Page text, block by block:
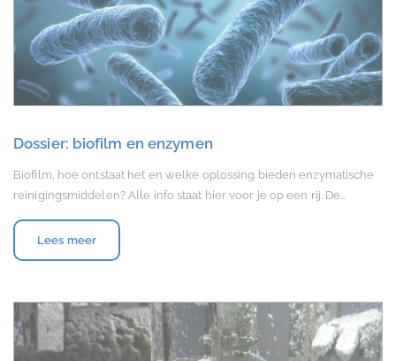
Dossier: biofilm en enzymen
Biofilm, hoe ontstaat het en welke oplossing bieden enzymatische
reinigingsmiddelen? Alle info staat hier voor je op een rij. De…
Lees meer